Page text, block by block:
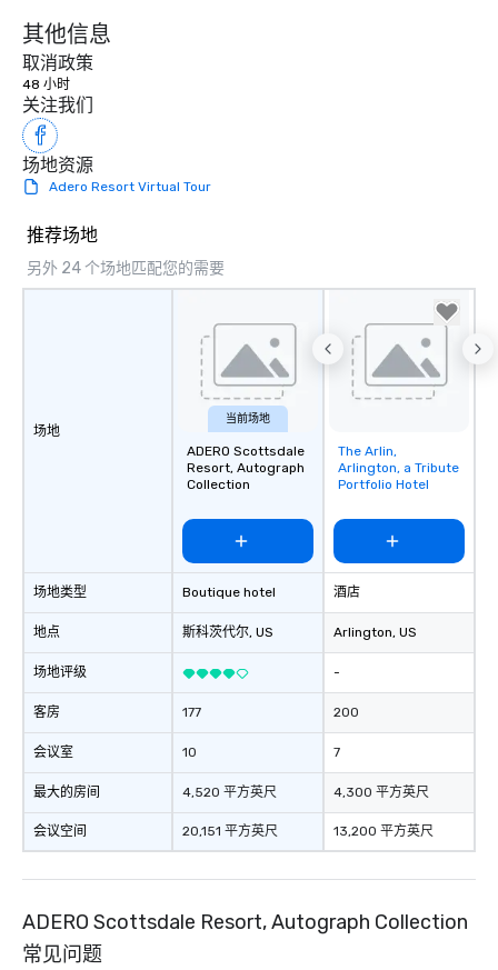
其他信息
取消政策
48 小时
关注我们
场地资源
Adero Resort Virtual Tour
推荐场地
另外 24 个场地匹配您的需要
场地
场地类型
地点
场地评级
客房
会议室
最大的房间
会议空间
当前场地
ADERO Scottsdale
Resort, Autograph
Collection
Boutique hotel
斯科茨代尔, US
177
10
4,520 平方英尺
20,151 平方英尺
Removed from
favorites
The Arlin,
Arlington, a Tribute
Portfolio Hotel
酒店
Arlington, US
-
200
7
4,300 平方英尺
13,200 平方英尺
ADERO Scottsdale Resort, Autograph Collection
常见问题